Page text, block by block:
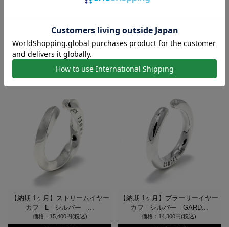
【納期 1ヶ月】シーピーイヤーカ
フ - シルバー GARDE...
価格：17,600円(税込)
【納期 1ヶ月】リアンイヤーカフ -
【納期 1ヶ月】ストリームイヤー
カフ - L - シルバー ...
価格：15,400円(税込)
【納期 1ヶ月】ブラーリーイヤー
カフ - シルバー GARD...
価格：14,300円(税込)